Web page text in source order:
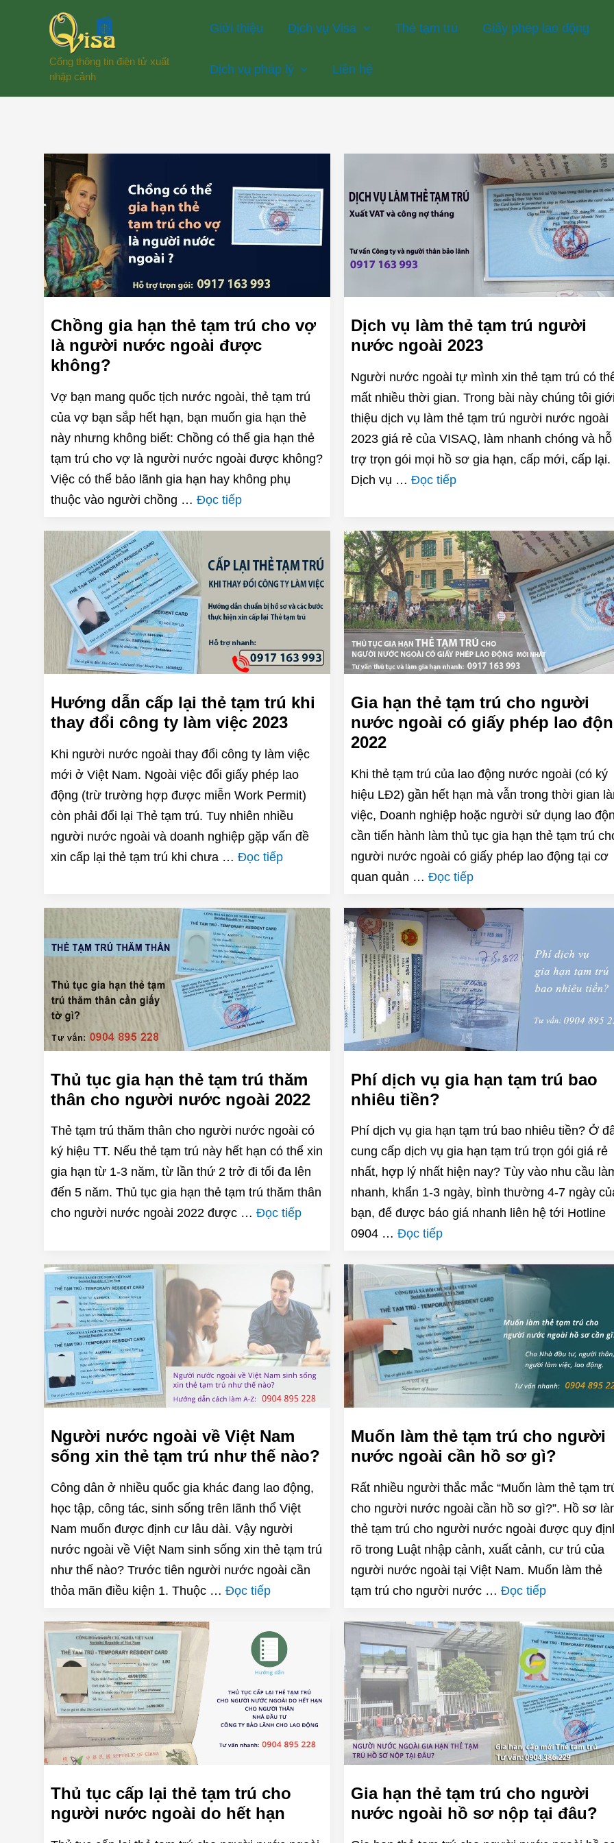
Cổng thông tin điện tử xuất
nhập cảnh
Giới thiệu Dịch vụ Visa Thẻ tạm trú Giấy phép lao động
Dịch vụ pháp lý Liên hệ
Chồng gia hạn thẻ tạm trú cho vợ
là người nước ngoài được
không?
Vợ bạn mang quốc tịch nước ngoài, thẻ tạm trú
của vợ bạn sắp hết hạn, bạn muốn gia hạn thẻ
này nhưng không biết: Chồng có thể gia hạn thẻ
tạm trú cho vợ là người nước ngoài được không?
Việc có thể bảo lãnh gia hạn hay không phụ
thuộc vào người chồng … Đọc tiếp
Dịch vụ làm thẻ tạm trú người
nước ngoài 2023
Người nước ngoài tự mình xin thẻ tạm trú có
mất nhiều thời gian. Trong bài này chúng tôi giới
thiệu dịch vụ làm thẻ tạm trú người nước ngoài
2023 giá rẻ của VISAQ, làm nhanh chóng và hỗ
trợ trọn gói mọi hồ sơ gia hạn, cấp mới, cấp lại.
Dịch vụ … Đọc tiếp
Hướng dẫn cấp lại thẻ tạm trú khi
thay đổi công ty làm việc 2023
Khi người nước ngoài thay đổi công ty làm việc
mới ở Việt Nam. Ngoài việc đổi giấy phép lao
động (trừ trường hợp được miễn Work Permit)
còn phải đổi lại Thẻ tạm trú. Tuy nhiên nhiều
người nước ngoài và doanh nghiệp gặp vấn đề
xin cấp lại thẻ tạm trú khi chưa … Đọc tiếp
Gia hạn thẻ tạm trú cho người
nước ngoài có giấy phép lao
2022
Khi thẻ tạm trú của lao động nước ngoài (có ký
hiệu LĐ2) gần hết hạn mà vẫn trong thời gian
việc, Doanh nghiệp hoặc người sử dụng lao
cần tiến hành làm thủ tục gia hạn thẻ tạm trú
người nước ngoài có giấy phép lao động tại cơ
quan quản … Đọc tiếp
Thủ tục gia hạn thẻ tạm trú thăm
thân cho người nước ngoài 2022
Thẻ tạm trú thăm thân cho người nước ngoài có
ký hiệu TT. Nếu thẻ tạm trú này hết hạn có thể xin
gia hạn từ 1-3 năm, từ lần thứ 2 trở đi tối đa lên
đến 5 năm. Thủ tục gia hạn thẻ tạm trú thăm thân
cho người nước ngoài 2022 được … Đọc tiếp
Phí dịch vụ gia hạn tạm trú bao
nhiêu tiền?
Phí dịch vụ gia hạn tạm trú bao nhiêu tiền? Ở
cung cấp dịch vụ gia hạn tạm trú trọn gói giá rẻ
nhất, hợp lý nhất hiện nay? Tùy vào nhu cầu
nhanh, khẩn 1-3 ngày, bình thường 4-7 ngày
bạn, để được báo giá nhanh liên hệ tới Hotline
0904 … Đọc tiếp
Người nước ngoài về Việt Nam
sống xin thẻ tạm trú như thế nào?
Công dân ở nhiều quốc gia khác đang lao động,
học tập, công tác, sinh sống trên lãnh thổ Việt
Nam muốn được định cư lâu dài. Vậy người
nước ngoài về Việt Nam sinh sống xin thẻ tạm trú
như thế nào? Trước tiên người nước ngoài cần
thỏa mãn điều kiện 1. Thuộc … Đọc tiếp
Muốn làm thẻ tạm trú cho người
nước ngoài cần hồ sơ gì?
Rất nhiều người thắc mắc “Muốn làm thẻ tạm
cho người nước ngoài cần hồ sơ gì?”. Hồ sơ
thẻ tạm trú cho người nước ngoài được quy
rõ trong Luật nhập cảnh, xuất cảnh, cư trú của
người nước ngoài tại Việt Nam. Muốn làm thẻ
tạm trú cho người nước … Đọc tiếp
Thủ tục cấp lại thẻ tạm trú cho
người nước ngoài do hết hạn
Gia hạn thẻ tạm trú cho người
nước ngoài hồ sơ nộp tại đâu?